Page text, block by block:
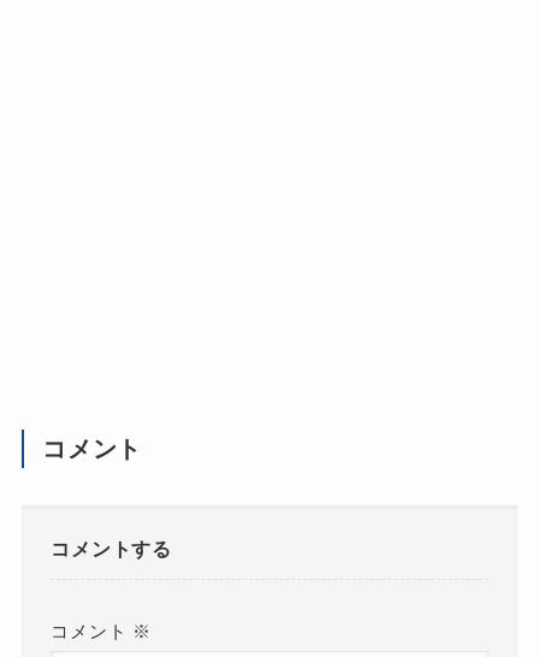
コメント
コメントする
コメント ※